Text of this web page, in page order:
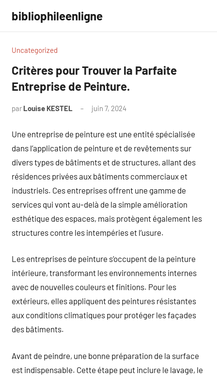
contenu
bibliophileenligne
Uncategorized
Critères pour Trouver la Parfaite
Entreprise de Peinture.
par Louise KESTEL juin 7, 2024
Une entreprise de peinture est une entité spécialisée
dans l’application de peinture et de revêtements sur
divers types de bâtiments et de structures, allant des
résidences privées aux bâtiments commerciaux et
industriels. Ces entreprises offrent une gamme de
services qui vont au-delà de la simple amélioration
esthétique des espaces, mais protègent également les
structures contre les intempéries et l’usure.
Les entreprises de peinture s’occupent de la peinture
intérieure, transformant les environnements internes
avec de nouvelles couleurs et finitions. Pour les
extérieurs, elles appliquent des peintures résistantes
aux conditions climatiques pour protéger les façades
des bâtiments.
Avant de peindre, une bonne préparation de la surface
est indispensable. Cette étape peut inclure le lavage, le